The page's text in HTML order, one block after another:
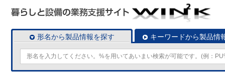
形名から製品情報を探す キーワードから製品情